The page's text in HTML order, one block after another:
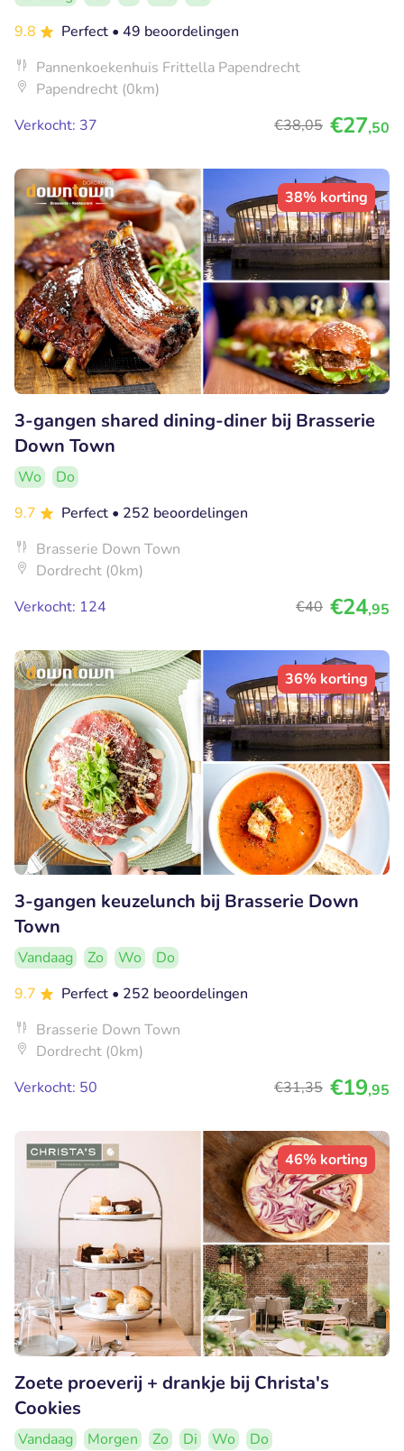
9.8
Perfect • 49 beoordelingen
Pannenkoekenhuis Frittella Papendrecht
Papendrecht (0km)
Verkocht: 37
€38,05 €27,50
38% korting
3-gangen shared dining-diner bij Brasserie
Down Town
Wo
Do
9.7
Perfect • 252 beoordelingen
Brasserie Down Town
Dordrecht (0km)
Verkocht: 124
€40 €24,95
36% korting
3-gangen keuzelunch bij Brasserie Down
Town
Vandaag Zo Wo
Do
9.7
Perfect • 252 beoordelingen
Brasserie Down Town
Dordrecht (0km)
Verkocht: 50
€31,35 €19,95
46% korting
Zoete proeverij + drankje bij Christa's
Cookies
Vandaag Morgen Zo Di Wo
Do